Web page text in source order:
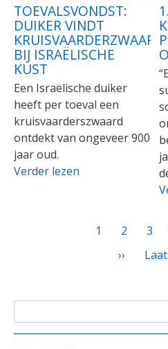
TOEVALSVONDST:
DUIKER VINDT
KRUISVAARDERZWAARD
BIJ ISRAËLISCHE
KUST
Een Israëlische duiker
heeft per toeval een
kruisvaarderszwaard
ontdekt van ongeveer 900
jaar oud.
Verder lezen
Huidige
1 Page
2 Page
3
Volgende
››